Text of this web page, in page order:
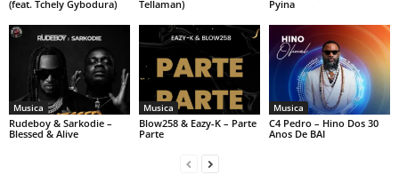
(feat. Tchely Gybodura)
Tellaman)
Pyina
Musica
Rudeboy & Sarkodie –
Blessed & Alive
Musica
Blow258 & Eazy-K – Parte
Parte
Musica
C4 Pedro – Hino Dos 30
Anos De BAI